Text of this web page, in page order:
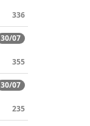
336
30/07
355
30/07
235